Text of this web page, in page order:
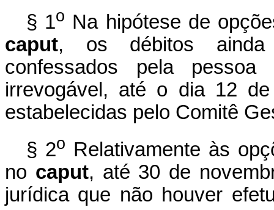
§ 1o Na hipótese de
caput, os débitos ainda
confessados pela
irrevogável, até o dia 12
estabelecidas pelo Comitê
§ 2o Relativamente às
no caput, até 30 de
jurídica que não houver